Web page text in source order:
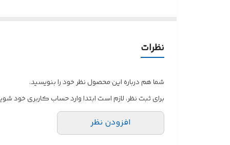
نظرات
شما هم درباره این محصول نظر خود را بنویسید.
برای ثبت نظر، لازم است ابتدا وارد حساب کاربری خود
افزودن نظر